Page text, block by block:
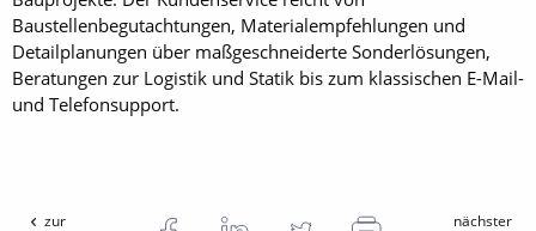
Baustellenbegutachtungen, Materialempfehlungen und
Detailplanungen über maßgeschneiderte Sonderlösungen,
Beratungen zur Logistik und Statik bis zum klassischen E-Mail-
und Telefonsupport.
zur nächster